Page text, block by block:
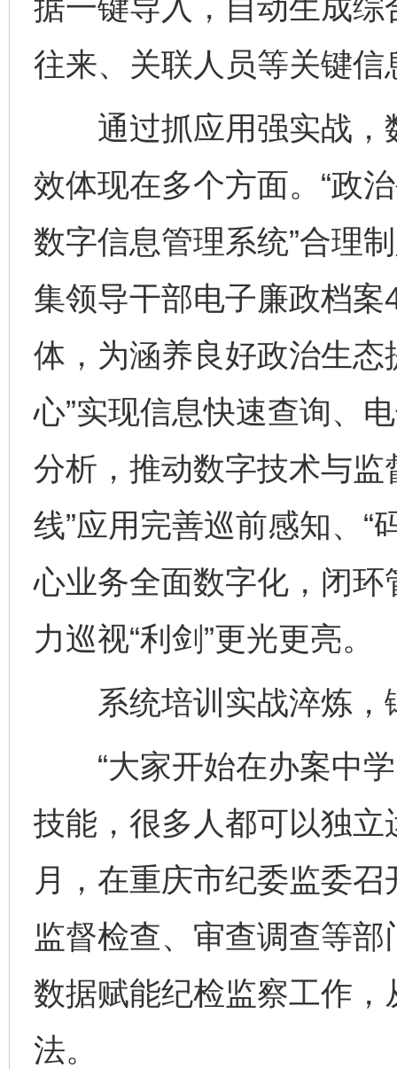
据一键导入，自动生成
往来、关联人员等关键
通过抓应用强实战，
效体现在多个方面。“政
数字信息管理系统”合理
集领导干部电子廉政档案
体，为涵养良好政治生态
心”实现信息快速查询、
分析，推动数字技术与监
线”应用完善巡前感知、“
心业务全面数字化，闭
力巡视“利剑”更光更亮。
系统培训实战淬炼，
“大家开始在办案中学
技能，很多人都可以独立
月，在重庆市纪委监委
监督检查、审查调查等
数据赋能纪检监察工作
法。